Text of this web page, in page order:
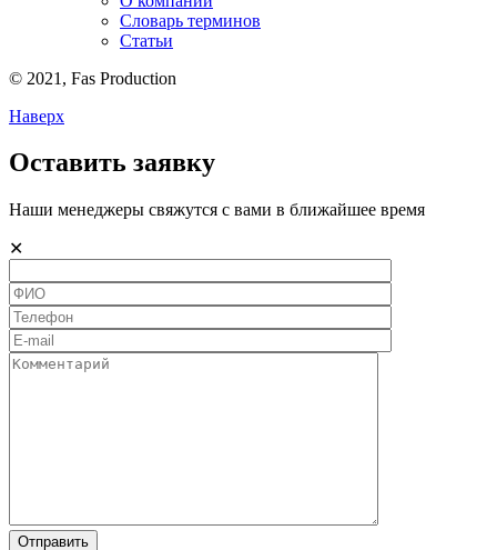
Словарь терминов
Статьи
© 2021, Fas Production
Наверх
Оставить заявку
Наши менеджеры свяжутся с вами в ближайшее время
✕